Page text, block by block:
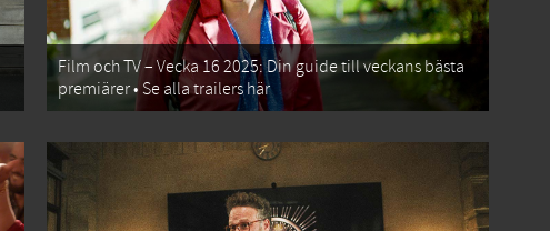
Film och TV – Vecka 16 2025: Din guide till veckans bästa
premiärer • Se alla trailers här